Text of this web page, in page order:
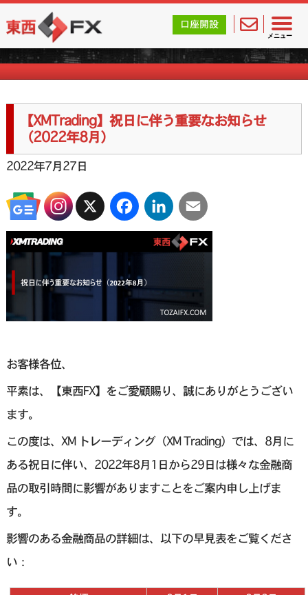
メニュー
東西FX｜海外FX会社（ブローカー）の無料口座開設サポ
口座開設
海外FXのお知らせ
【XMTrading】祝日に伴う重要なお知らせ
（2022年8月）
2022年7月27日
X FacebookLinkedInEmail
お客様各位、
平素は、【東西FX】をご愛顧賜り、誠にありがとうござい
ます。
この度は、XM トレーディング（XM Trading）では、8月に
ある祝日に伴い、2022年8月1日から29日は様々な金融商
品の取引時間に影響がありますことをご案内申し上げま
す。
影響のある金融商品の詳細は、以下の早見表をご覧くださ
い：